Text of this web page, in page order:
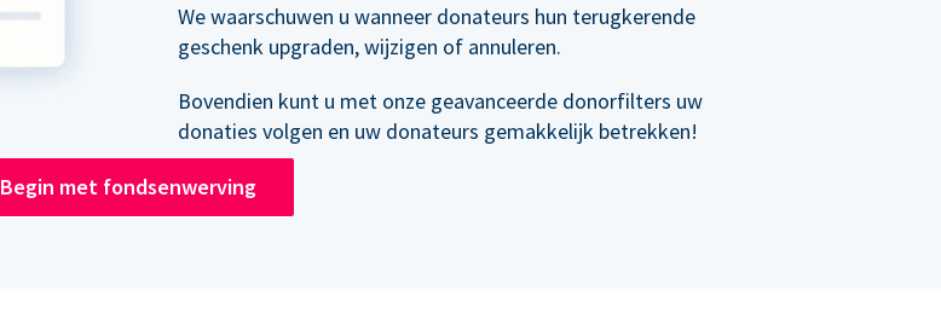
We waarschuwen u wanneer donateurs hun terugkerende
geschenk upgraden, wijzigen of annuleren.
Bovendien kunt u met onze geavanceerde donorfilters uw
donaties volgen en uw donateurs gemakkelijk betrekken!
Begin met fondsenwerving